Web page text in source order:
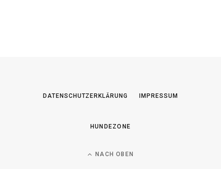
DATENSCHUTZERKLÄRUNG IMPRESSUM
HUNDEZONE
NACH OBEN